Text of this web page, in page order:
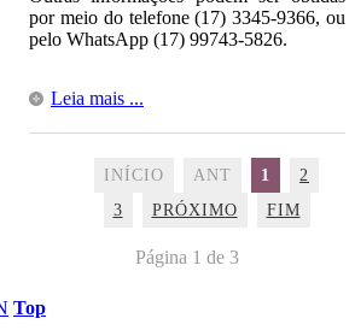
por meio do telefone (17) 3345-9366, ou
pelo WhatsApp (17) 99743-5826.
Leia mais ...
INÍCIO ANT 1
2
3
PRÓXIMO FIM
Página 1 de 3
Top